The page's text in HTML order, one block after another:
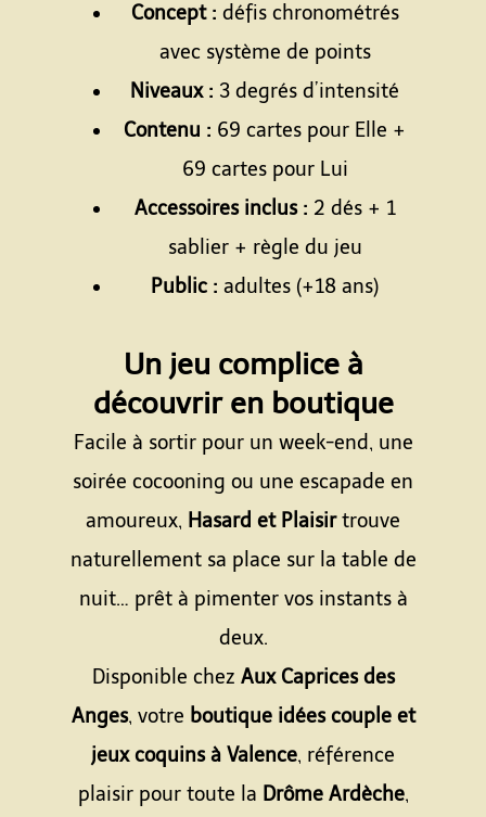
Concept : défis chronométrés
avec système de points
Niveaux : 3 degrés d’intensité
Contenu : 69 cartes pour Elle +
69 cartes pour Lui
Accessoires inclus : 2 dés + 1
sablier + règle du jeu
Public : adultes (+18 ans)
Un jeu complice à
découvrir en boutique
Facile à sortir pour un week-end, une
soirée cocooning ou une escapade en
amoureux, Hasard et Plaisirtrouve
naturellement sa place sur la table de
nuit… prêt à pimenter vos instants à
deux.
Disponible chez Aux Caprices des
Anges, votre boutique idées couple et
jeux coquins à Valence, référence
plaisir pour toute la Drôme Ardèche,